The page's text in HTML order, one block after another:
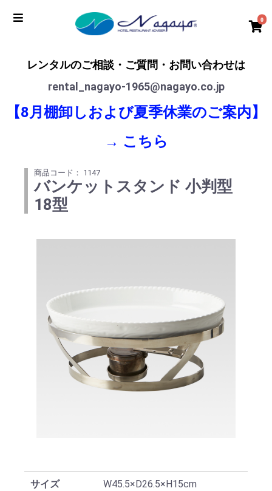
0
レンタルのご相談・ご質問・お問い合わせは
rental_nagayo-1965@nagayo.co.jp
【8月棚卸しおよび夏季休業のご案内】
→ こちら
商品コード： 1147
バンケットスタンド 小判型
18型
サイズ W45.5×D26.5×H15cm